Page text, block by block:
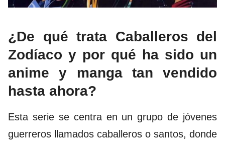
¿De qué trata Caballeros del
Zodíaco y por qué ha sido un
anime y manga tan vendido
hasta ahora?
Esta serie se centra en un grupo de jóvenes
guerreros llamados caballeros o santos, donde